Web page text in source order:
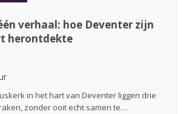
verhaal: hoe Deventer zijn
herontdekte
in het hart van Deventer liggen drie
zonder ooit echt samen te…